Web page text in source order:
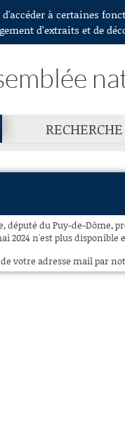
à certaines
d’extraits et de
RECHERCHE
député du Puy-de-Dôme,
2024 n'est plus disponible
votre adresse mail par